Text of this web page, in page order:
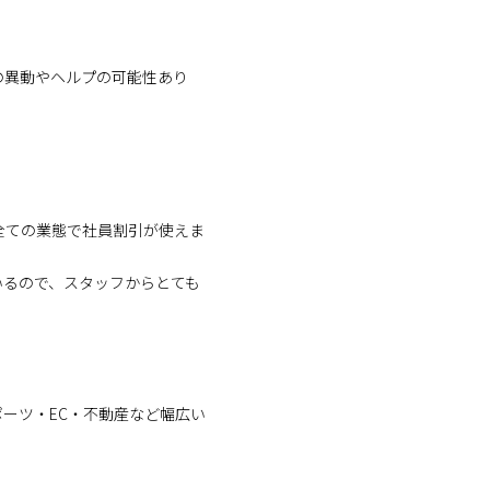
動やヘルプの可能性あり
の業態で社員割引が使えま
ので、スタッフからとても
ツ・EC・不動産など幅広い